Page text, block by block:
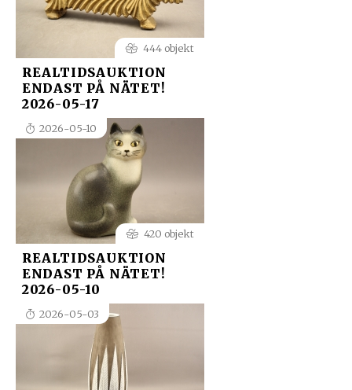
444 objekt
REALTIDSAUKTION
ENDAST PÅ NÄTET!
2026-05-17
2026-05-10
420 objekt
REALTIDSAUKTION
ENDAST PÅ NÄTET!
2026-05-10
2026-05-03